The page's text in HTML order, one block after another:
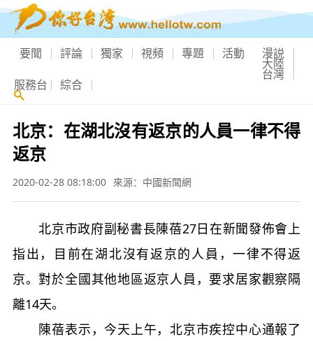
要聞 評論 獨家 視頻 專題 活動 漫説
大陸
台灣
服務台 綜合
北京：在湖北沒有返京的人員一律不得
返京
2020-02-28 08:18:00 來源：中國新聞網
北京市政府副秘書長陳蓓27日在新聞發佈會上
指出，目前在湖北沒有返京的人員，一律不得返
京。對於全國其他地區返京人員，要求居家觀察隔
離14天。
陳蓓表示，今天上午，北京市疾控中心通報了